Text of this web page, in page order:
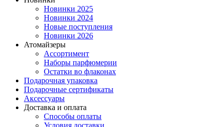
Новинки 2025
Новинки 2024
Новые поступления
Новинки 2026
Атомайзеры
Ассортимент
Наборы парфюмерии
Остатки во флаконах
Подарочная упаковка
Подарочные сертификаты
Аксессуары
Доставка и оплата
Способы оплаты
Условия доставки